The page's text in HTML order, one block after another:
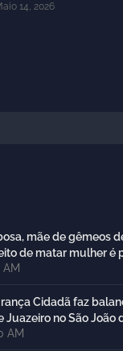
14, 2026
mãe de gêmeos
de matar mulher é
Cidadã faz
Juazeiro no São João
AM